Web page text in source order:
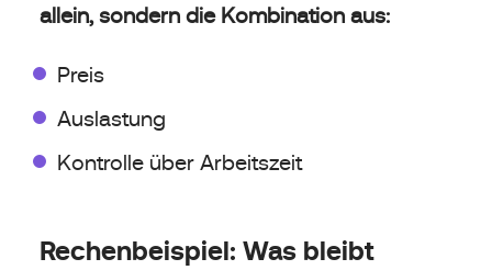
allein, sondern die Kombination aus:
Preis
Auslastung
Kontrolle über Arbeitszeit
Rechenbeispiel: Was bleibt